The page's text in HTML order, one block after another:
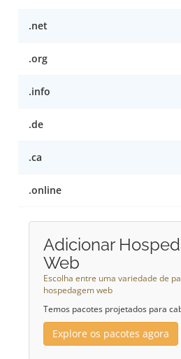
.net
.org
.info
.de
.ca
.online
Adicionar
Web
Escolha entre uma variedade de
hospedagem web
Temos pacotes projetados para
Explore os pacotes agora